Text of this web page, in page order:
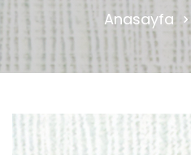
Anasayfa